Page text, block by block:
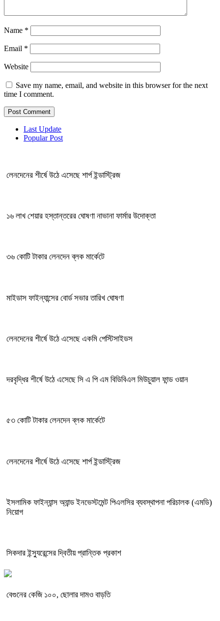
Name *
Email *
Website
Save my name, email, and website in this browser for the next
time I comment.
Last Update
Popular Post
লেনদেনের শীর্ষে উঠে এসেছে শার্প ইন্ডাস্ট্রিজ
১৬ লাখ শেয়ার হস্তান্তরের ঘোষণা নাভানা ফার্মার উদোক্তা
৩৬ কোটি টাকার লেনদেন ব্লক মার্কেটে
মাইডাস ফাইন্যান্সের বোর্ড সভার তারিখ ঘোষণা
লেনদেনের শীর্ষে উঠে এসেছে একমি পেস্টিসাইডস
দরবৃদ্ধির শীর্ষে উঠে এসেছে সি এ পি এম বিডিবিএল মিউচুয়াল ফান্ড ওয়ান
৫৩ কোটি টাকার লেনদেন ব্লক মার্কেটে
লেনদেনের শীর্ষে উঠে এসেছে শার্প ইন্ডাস্ট্রিজ
ইসলামিক ফাইন্যান্স অ্যান্ড ইনভেস্টমেন্ট পিএলসির ব্যবস্থাপনা পরিচালক (এমডি)
নিয়োগ
সিকদার ইন্স্যুরেন্সের দ্বিতীয় প্রান্তিক প্রকাশ
বেগুনের কেজি ১০০, ছোলার দামও বাড়তি